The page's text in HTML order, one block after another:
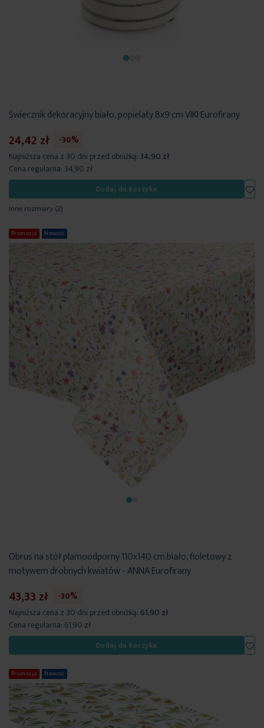
Świecznik dekoracyjny biało, popielaty 8x9 cm VIKI Eurofirany
24,42 zł
-30%
Najniższa cena z 30 dni przed obniżką:34,90 zł
Cena regularna: 34,90 zł
Dodaj do koszyka
Inne rozmiary(2)
Promocja Nowość
Obrus na stół plamoodporny 110x140 cm biało, fioletowy z
motywem drobnych kwiatów - ANNA Eurofirany
43,33 zł
-30%
Najniższa cena z 30 dni przed obniżką: 61,90 zł
Cena regularna: 61,90 zł
Dodaj do koszyka
Promocja Nowość